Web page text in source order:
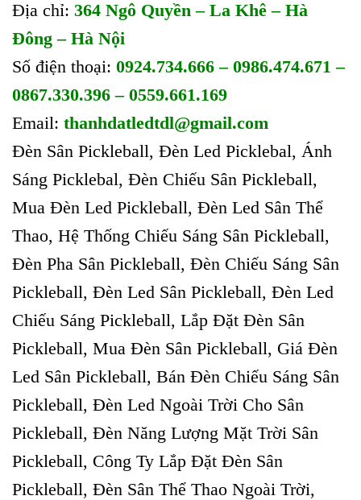
Địa chỉ: 364 Ngô Quyền – La Khê – Hà
Đông – Hà Nội
Số điện thoại: 0924.734.666 – 0986.474.671 –
0867.330.396 – 0559.661.169
Email: thanhdatledtdl@gmail.com
Đèn Sân Pickleball, Đèn Led Picklebal, Ánh
Sáng Picklebal, Đèn Chiếu Sân Pickleball,
Mua Đèn Led Pickleball, Đèn Led Sân Thể
Thao, Hệ Thống Chiếu Sáng Sân Pickleball,
Đèn Pha Sân Pickleball, Đèn Chiếu Sáng Sân
Pickleball, Đèn Led Sân Pickleball, Đèn Led
Chiếu Sáng Pickleball, Lắp Đặt Đèn Sân
Pickleball, Mua Đèn Sân Pickleball, Giá Đèn
Led Sân Pickleball, Bán Đèn Chiếu Sáng Sân
Pickleball, Đèn Led Ngoài Trời Cho Sân
Pickleball, Đèn Năng Lượng Mặt Trời Sân
Pickleball, Công Ty Lắp Đặt Đèn Sân
Pickleball, Đèn Sân Thể Thao Ngoài Trời,